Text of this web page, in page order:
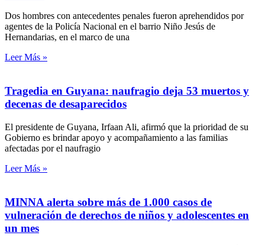
Dos hombres con antecedentes penales fueron aprehendidos por
agentes de la Policía Nacional en el barrio Niño Jesús de
Hernandarias, en el marco de una
Leer Más »
Tragedia en Guyana: naufragio deja 53 muertos y
decenas de desaparecidos
El presidente de Guyana, Irfaan Ali, afirmó que la prioridad de su
Gobierno es brindar apoyo y acompañamiento a las familias
afectadas por el naufragio
Leer Más »
MINNA alerta sobre más de 1.000 casos de
vulneración de derechos de niños y adolescentes en
un mes